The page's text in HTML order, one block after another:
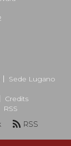
Sede Lugano
Credits
RSS
RSS